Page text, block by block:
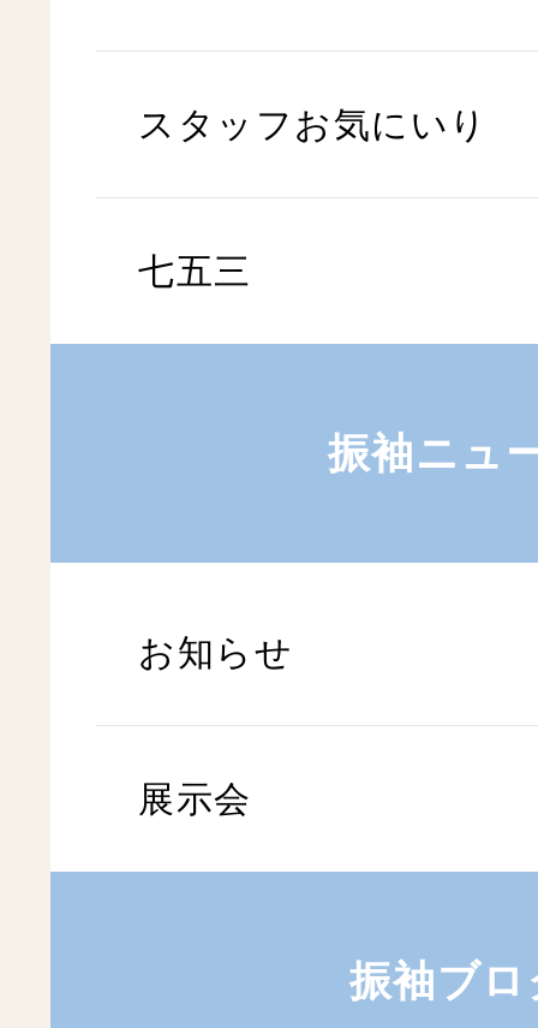
スタッフお気にいり
七五三
振袖ニュ
お知らせ
展示会
振袖ブロ